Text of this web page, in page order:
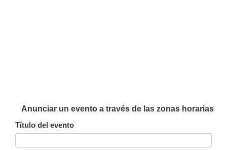
Anunciar un evento a través de las zonas horarias
Título del evento